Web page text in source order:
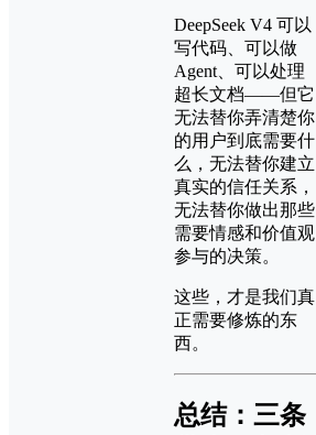
DeepSeek V4 可以
写代码、可以做
Agent、可以处理
超长文档——但它
无法替你弄清楚你
的用户到底需要什
么，无法替你建立
真实的信任关系，
无法替你做出那些
需要情感和价值观
参与的决策。
这些，才是我们真
正需要修炼的东
西。
总结：三条